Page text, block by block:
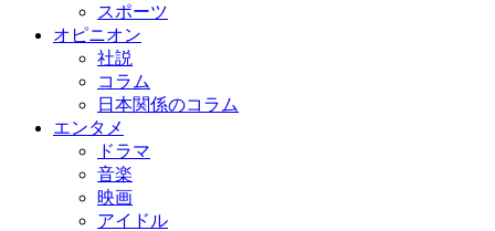
スポーツ
オピニオン
社説
コラム
日本関係のコラム
エンタメ
ドラマ
音楽
映画
アイドル